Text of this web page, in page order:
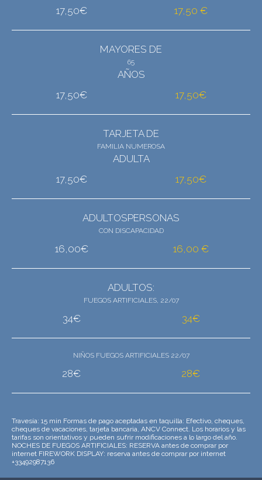
17,50€
17,50 €
MAYORES DE
65
AÑOS
17,50€
17,50€
TARJETA DE
FAMILIA NUMEROSA
ADULTA
17,50€
17,50€
ADULTOSPERSONAS
CON DISCAPACIDAD
16,00€ 16,00 €
ADULTOS:
FUEGOS ARTIFICIALES, 22/07
34€ 34€
NIÑOS FUEGOS ARTIFICIALES 22/07
28€ 28€
Travesía: 15 min Formas de pago aceptadas en taquilla: Efectivo, cheques,
cheques de vacaciones, tarjeta bancaria, ANCV Connect. Los horarios y las
tarifas son orientativos y pueden sufrir modificaciones a lo largo del año.
NOCHES DE FUEGOS ARTIFICIALES: RESERVA antes de comprar por
internet FIREWORK DISPLAY: reserva antes de comprar por internet
+33492987136